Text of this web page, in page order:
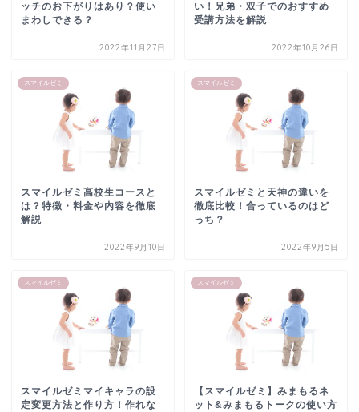
ッチのお下がりはあり？使い
まわしできる？
2022年11月27日
い！兄弟・双子でのおすすめ
受講方法を解説
2022年10月26日
スマイルゼミ
スマイルゼミ高校生コースと
は？特徴・料金や内容を徹底
解説
2022年9月10日
スマイルゼミ
スマイルゼミと天神の違いを
徹底比較！合っているのはど
っち？
2022年9月5日
スマイルゼミ
スマイルゼミマイキャラの設
定変更方法と作り方！作れな
スマイルゼミ
【スマイルゼミ】みまもるネ
ット&みまもるトークの使い方